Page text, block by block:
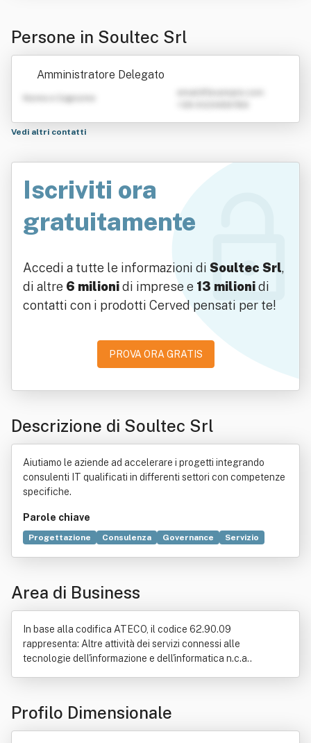
Persone in Soultec Srl
Amministratore Delegato
Nome e Cognome
Vedi altri contatti
Iscriviti ora
gratuitamente
Accedi a tutte le informazioni di Soultec Srl,
di altre 6 milionidi imprese e 13 milionidi
contatti con i prodotti Cerved pensati per te!
PROVA ORA GRATIS
Descrizione di Soultec Srl
Aiutiamo le aziende ad accelerare i progetti integrando
consulenti IT qualificati in differenti settori con competenze
specifiche.
Parole chiave
Progettazione Consulenza Governance
Servizio
Controllo di gestione
Commercio
Area di Business
In base alla codifica ATECO, il codice 62.90.09
rappresenta: Altre attività dei servizi connessi alle
tecnologie dell'informazione e dell'informatica n.c.a..
Profilo Dimensionale